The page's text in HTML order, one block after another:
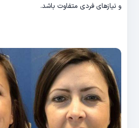
و نیازهای فردی متفاوت باشد.